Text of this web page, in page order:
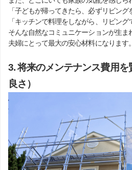
「子どもが帰ってきたら、必ずリビング
「キッチンで料理をしながら、リビング
そんな自然なコミュニケーションが生ま
夫婦にとって最大の安心材料になります。
3. 将来のメンテナンス費用
良さ）